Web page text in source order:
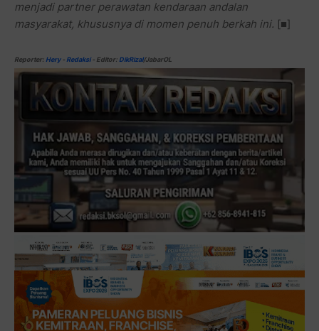
menjadi partner perawatan kendaraan andalan
masyarakat, khususnya di momen penuh berkah ini. [■]
Reporter: Hery- Redaksi- Editor: DikRizal/JabarOL